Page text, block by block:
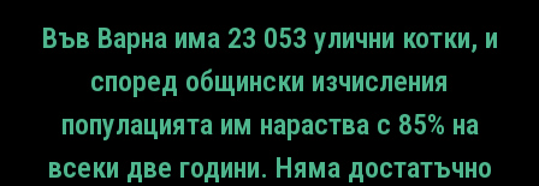
Във Варна има 23 053 улични котки, и
според общински изчисления
популацията им нараства с 85% на
всеки две години. Няма достатъчно